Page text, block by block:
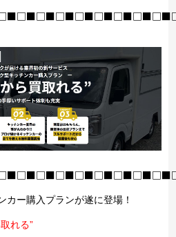
カー購入プランが遂に登場！
れる”